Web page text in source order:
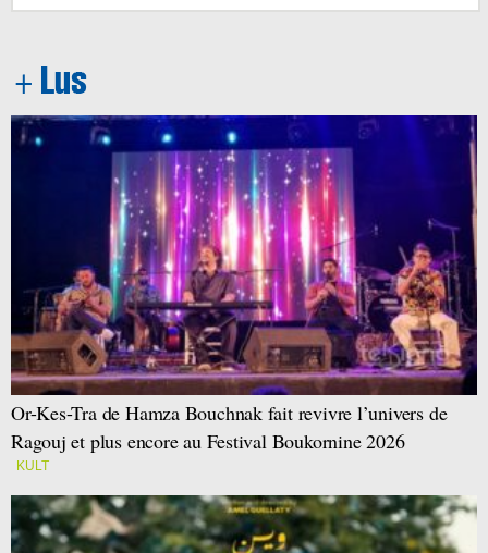
Or-Kes-Tra de Hamza Bouchnak fait revivre l’univers de
Ragouj et plus encore au Festival Boukornine 2026
KULT